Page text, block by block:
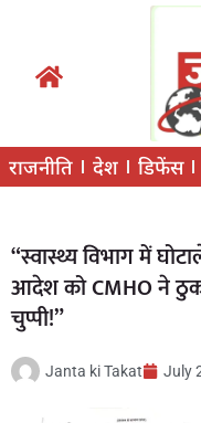
राजनीति देश डिफेंस
“स्वास्थ्य विभाग में
आदेश को CMHO ने
चुप्पी!”
Janta ki Takat July